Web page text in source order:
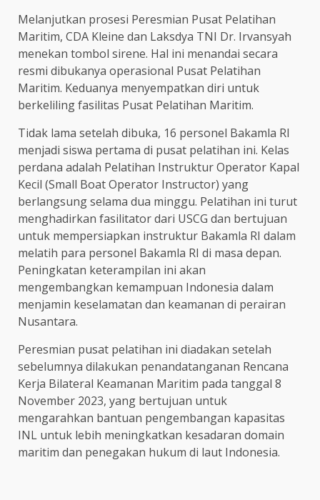
Melanjutkan prosesi Peresmian Pusat Pelatihan
Maritim, CDA Kleine dan Laksdya TNI Dr. Irvansyah
menekan tombol sirene. Hal ini menandai secara
resmi dibukanya operasional Pusat Pelatihan
Maritim. Keduanya menyempatkan diri untuk
berkeliling fasilitas Pusat Pelatihan Maritim.
Tidak lama setelah dibuka, 16 personel Bakamla RI
menjadi siswa pertama di pusat pelatihan ini. Kelas
perdana adalah Pelatihan Instruktur Operator Kapal
Kecil (Small Boat Operator Instructor) yang
berlangsung selama dua minggu. Pelatihan ini turut
menghadirkan fasilitator dari USCG dan bertujuan
untuk mempersiapkan instruktur Bakamla RI dalam
melatih para personel Bakamla RI di masa depan.
Peningkatan keterampilan ini akan
mengembangkan kemampuan Indonesia dalam
menjamin keselamatan dan keamanan di perairan
Nusantara.
Peresmian pusat pelatihan ini diadakan setelah
sebelumnya dilakukan penandatanganan Rencana
Kerja Bilateral Keamanan Maritim pada tanggal 8
November 2023, yang bertujuan untuk
mengarahkan bantuan pengembangan kapasitas
INL untuk lebih meningkatkan kesadaran domain
maritim dan penegakan hukum di laut Indonesia.